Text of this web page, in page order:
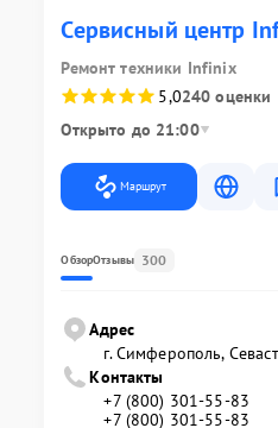
Сервисный центр
Ремонт техники Infinix
5,0240 оценки
Открыто до 21:00
Маршрут
ОбзорОтзывы 300
Адрес
г. Симферополь,
Контакты
+7 (800) 301-55-83
+7 (800) 301-55-83